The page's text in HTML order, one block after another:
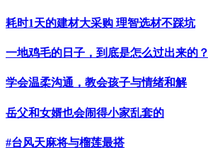
耗时1天的建材大采购 理智选材不踩坑
一地鸡毛的日子，到底是怎么过出来的？
学会温柔沟通，教会孩子与情绪和解
岳父和女婿也会闹得小家乱套的
#台风天麻将与榴莲最搭